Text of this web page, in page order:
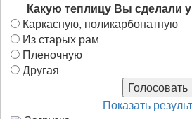
Какую теплицу Вы сделали у
Каркасную, поликарбонатную
Из старых рам
Пленочную
Другая
Показать